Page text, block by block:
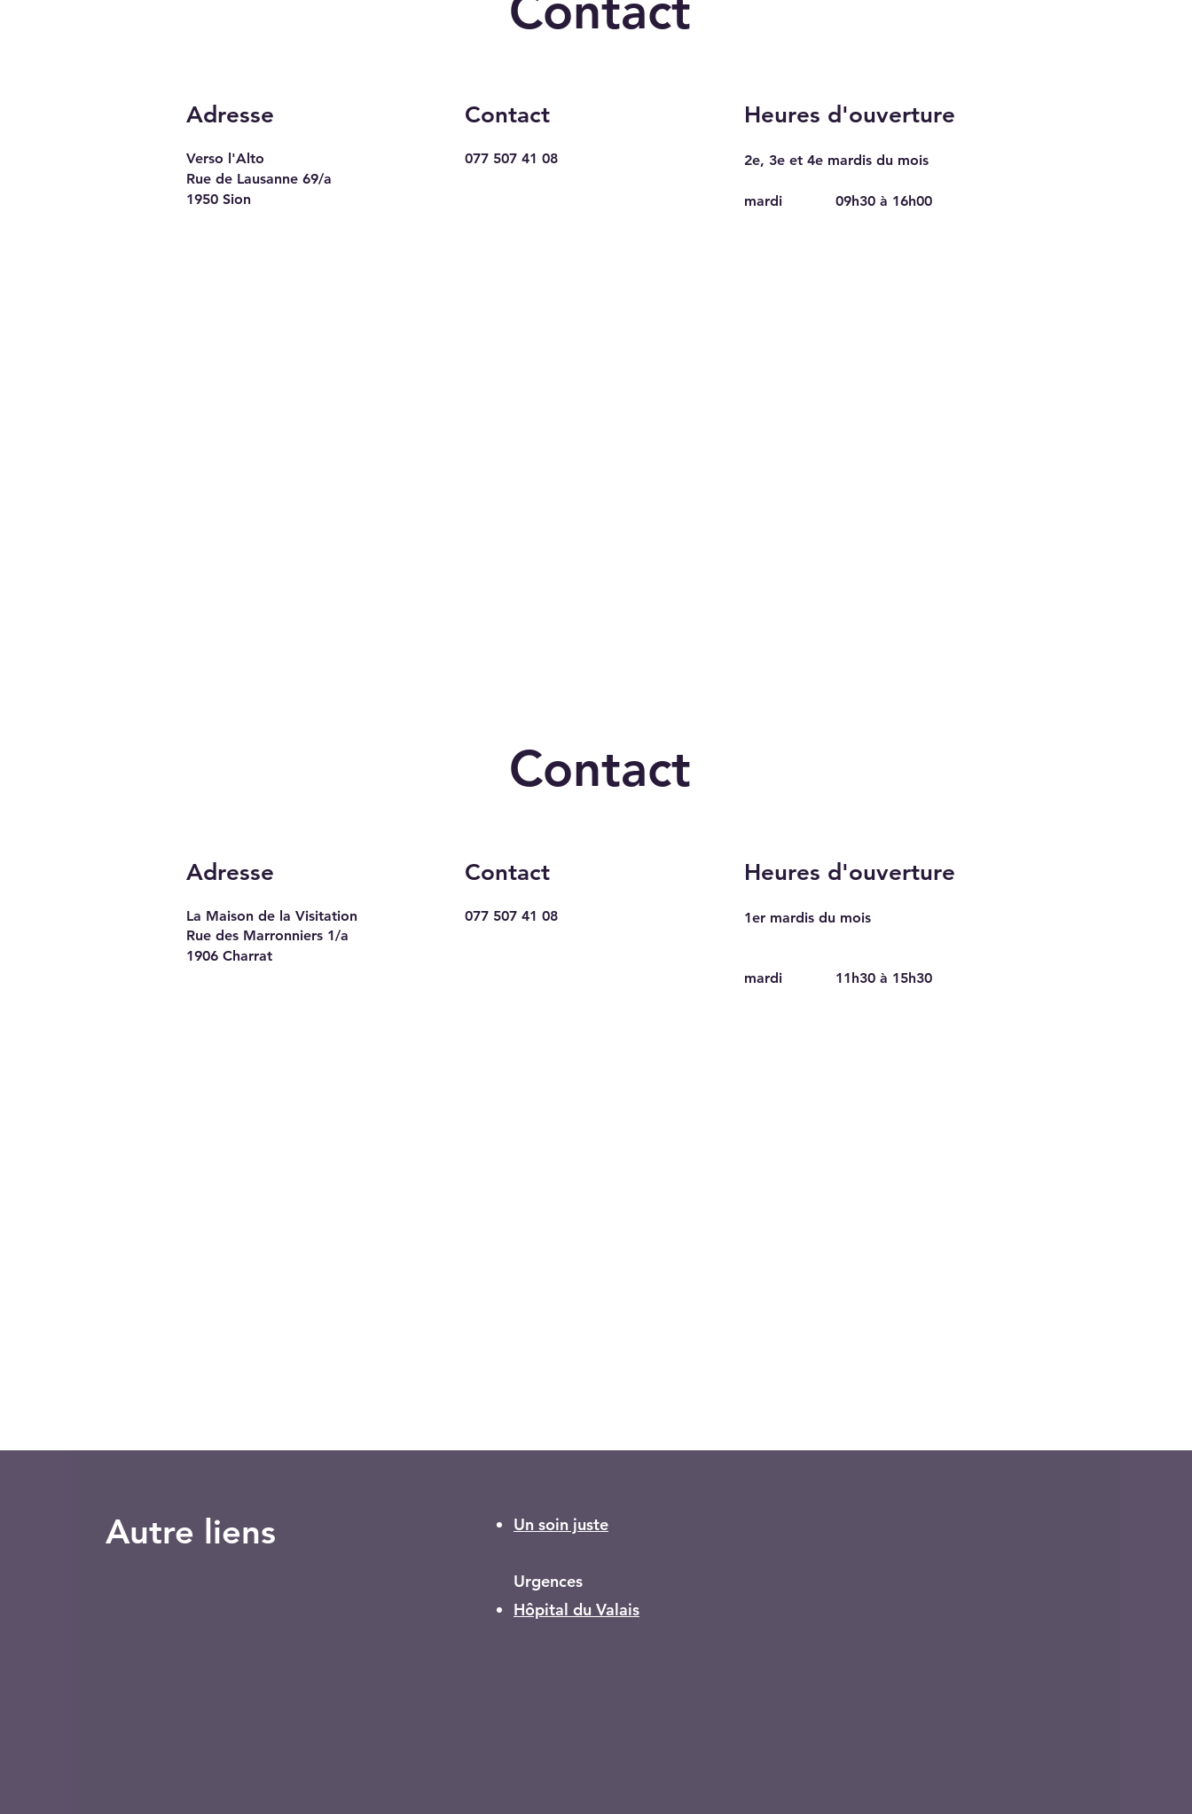
Adresse
Verso l'Alto
Rue de Lausanne 69/a
1950 Sion
Contact
077 507 41 08
Heures d'ouverture
2e, 3e et 4e mardis du mois
mardi 09h30 à 16h00
Contact
Adresse
La Maison de la Visitation
Rue des Marronniers 1/a
1906 Charrat
Contact
077 507 41 08
Heures d'ouverture
1er mardis du mois
mardi 11h30 à 15h30
Autre liens Un soin juste
Urgences
Hôpital du Valais